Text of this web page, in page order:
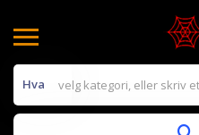
Hva